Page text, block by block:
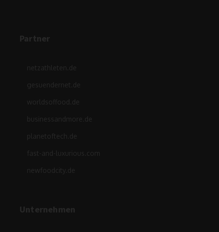
Partner
netzathleten.de
gesuendernet.de
worldsoffood.de
businessandmore.de
planetoftech.de
fast-and-luxurious.com
newfoodcity.de
Unternehmen